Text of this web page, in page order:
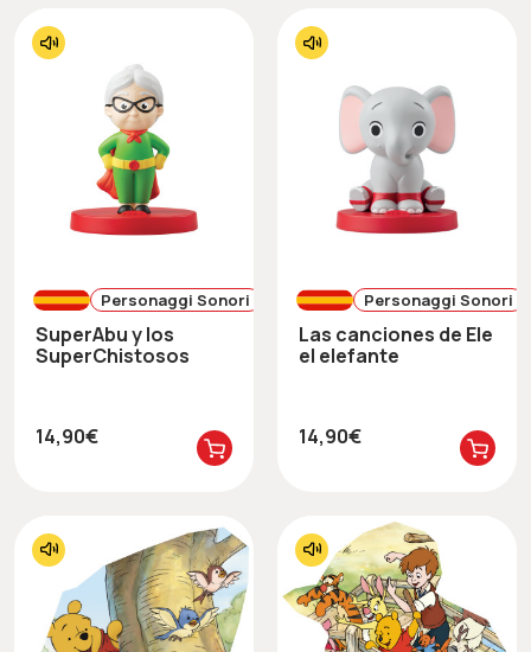
Personaggi Sonori
SuperAbu y los
SuperChistosos
14,90€
Personaggi Sonori
Las canciones de Ele
el elefante
14,90€